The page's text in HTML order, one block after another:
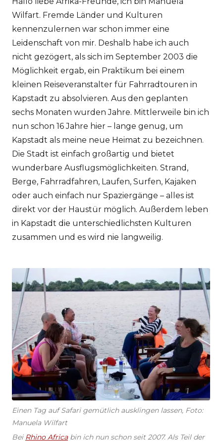
Wilfart. Fremde Länder und Kulturen
kennenzulernen war schon immer eine
Leidenschaft von mir. Deshalb habe ich auch
nicht gezögert, als sich im September 2003 die
Möglichkeit ergab, ein Praktikum bei einem
kleinen Reiseveranstalter für Fahrradtouren in
Kapstadt zu absolvieren. Aus den geplanten
sechs Monaten wurden Jahre. Mittlerweile bin ich
nun schon 16 Jahre hier – lange genug, um
Kapstadt als meine neue Heimat zu bezeichnen.
Die Stadt ist einfach großartig und bietet
wunderbare Ausflugsmöglichkeiten. Strand,
Berge, Fahrradfahren, Laufen, Surfen, Kajaken
oder auch einfach nur Spaziergänge – alles ist
direkt vor der Haustür möglich. Außerdem leben
in Kapstadt die unterschiedlichsten Kulturen
zusammen und es wird nie langweilig.
Einen Tag auf Safari gemütlich ausklingen lassen, Foto:
Manuela Wilfart
Bei Rhino Africabin ich nun schon seit 2007. Als Teil der